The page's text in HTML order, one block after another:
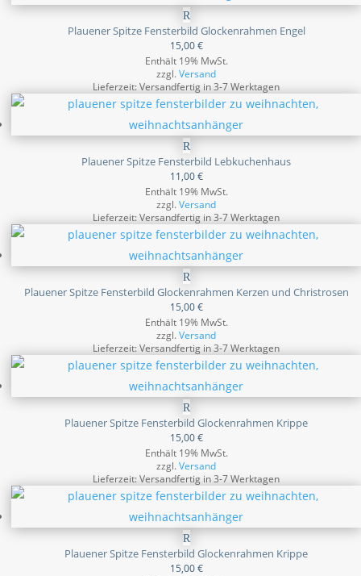
Plauener Spitze Fensterbild Glockenrahmen Engel
15,00€
Enthält 19% MwSt.
zzgl.Versand
Lieferzeit: Versandfertig in 3-7 Werktagen
Plauener Spitze Fensterbild Lebkuchenhaus
11,00€
Enthält 19% MwSt.
zzgl.Versand
Lieferzeit: Versandfertig in 3-7 Werktagen
Plauener Spitze Fensterbild Glockenrahmen Kerzen und Christrosen
15,00€
Enthält 19% MwSt.
zzgl.Versand
Lieferzeit: Versandfertig in 3-7 Werktagen
Plauener Spitze Fensterbild Glockenrahmen Krippe
15,00€
Enthält 19% MwSt.
zzgl.Versand
Lieferzeit: Versandfertig in 3-7 Werktagen
Plauener Spitze Fensterbild Glockenrahmen Krippe
15,00€